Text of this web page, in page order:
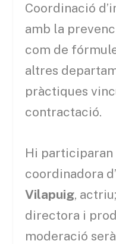
Coordinació
amb la
com de
altres
pràctiques
contractació.
Hi participaran
coordinadora
Vilapuig,
directora i
moderació